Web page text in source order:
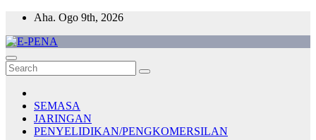
Skip
content
Aha. Ogo 9th, 2026
E-PENA
Berita Digital Terkini
SEMASA
JARINGAN
PENYELIDIKAN/PENGKOMERSILAN